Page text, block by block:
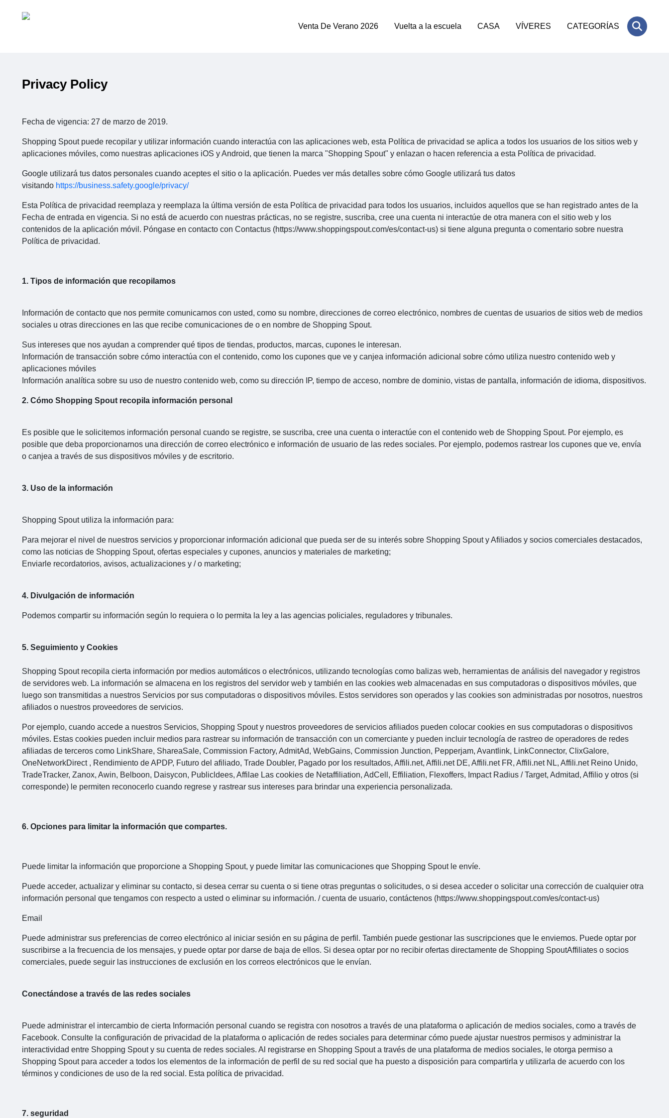
Venta De Verano 2026 Vuelta a la escuela CASA VÍVERES CATEGORÍAS
Privacy Policy
Fecha de vigencia: 27 de marzo de 2019.
Shopping Spout puede recopilar y utilizar información cuando interactúa con las aplicaciones web, esta Política de privacidad se aplica a todos los usuarios de los sitios web y
aplicaciones móviles, como nuestras aplicaciones iOS y Android, que tienen la marca "Shopping Spout" y enlazan o hacen referencia a esta Política de privacidad.
Google utilizará tus datos personales cuando aceptes el sitio o la aplicación. Puedes ver más detalles sobre cómo Google utilizará tus datos
visitando https://business.safety.google/privacy/
Esta Política de privacidad reemplaza y reemplaza la última versión de esta Política de privacidad para todos los usuarios, incluidos aquellos que se han registrado antes de la
Fecha de entrada en vigencia. Si no está de acuerdo con nuestras prácticas, no se registre, suscriba, cree una cuenta ni interactúe de otra manera con el sitio web y los
contenidos de la aplicación móvil. Póngase en contacto con Contactus (https://www.shoppingspout.com/es/contact-us) si tiene alguna pregunta o comentario sobre nuestra
Política de privacidad.
1. Tipos de información que recopilamos
Información de contacto que nos permite comunicarnos con usted, como su nombre, direcciones de correo electrónico, nombres de cuentas de usuarios de sitios web de medios
sociales u otras direcciones en las que recibe comunicaciones de o en nombre de Shopping Spout.
Sus intereses que nos ayudan a comprender qué tipos de tiendas, productos, marcas, cupones le interesan.
Información de transacción sobre cómo interactúa con el contenido, como los cupones que ve y canjea información adicional sobre cómo utiliza nuestro contenido web y
aplicaciones móviles
Información analítica sobre su uso de nuestro contenido web, como su dirección IP, tiempo de acceso, nombre de dominio, vistas de pantalla, información de idioma, dispositivos.
2. Cómo Shopping Spout recopila información personal
Es posible que le solicitemos información personal cuando se registre, se suscriba, cree una cuenta o interactúe con el contenido web de Shopping Spout. Por ejemplo, es
posible que deba proporcionarnos una dirección de correo electrónico e información de usuario de las redes sociales. Por ejemplo, podemos rastrear los cupones que ve, envía
o canjea a través de sus dispositivos móviles y de escritorio.
3. Uso de la información
Shopping Spout utiliza la información para:
Para mejorar el nivel de nuestros servicios y proporcionar información adicional que pueda ser de su interés sobre Shopping Spout y Afiliados y socios comerciales destacados,
como las noticias de Shopping Spout, ofertas especiales y cupones, anuncios y materiales de marketing;
Enviarle recordatorios, avisos, actualizaciones y / o marketing;
4. Divulgación de información
Podemos compartir su información según lo requiera o lo permita la ley a las agencias policiales, reguladores y tribunales.
5. Seguimiento y Cookies
Shopping Spout recopila cierta información por medios automáticos o electrónicos, utilizando tecnologías como balizas web, herramientas de análisis del navegador y registros
de servidores web. La información se almacena en los registros del servidor web y también en las cookies web almacenadas en sus computadoras o dispositivos móviles, que
luego son transmitidas a nuestros Servicios por sus computadoras o dispositivos móviles. Estos servidores son operados y las cookies son administradas por nosotros, nuestros
afiliados o nuestros proveedores de servicios.
Por ejemplo, cuando accede a nuestros Servicios, Shopping Spout y nuestros proveedores de servicios afiliados pueden colocar cookies en sus computadoras o dispositivos
móviles. Estas cookies pueden incluir medios para rastrear su información de transacción con un comerciante y pueden incluir tecnología de rastreo de operadores de redes
afiliadas de terceros como LinkShare, ShareaSale, Commission Factory, AdmitAd, WebGains, Commission Junction, Pepperjam, Avantlink, LinkConnector, ClixGalore,
OneNetworkDirect , Rendimiento de APDP, Futuro del afiliado, Trade Doubler, Pagado por los resultados, Affili.net, Affili.net DE, Affili.net FR, Affili.net NL, Affili.net Reino Unido,
TradeTracker, Zanox, Awin, Belboon, Daisycon, Publicldees, Affilae Las cookies de Netaffiliation, AdCell, Effiliation, Flexoffers, Impact Radius / Target, Admitad, Affilio y otros (si
corresponde) le permiten reconocerlo cuando regrese y rastrear sus intereses para brindar una experiencia personalizada.
6. Opciones para limitar la información que compartes.
Puede limitar la información que proporcione a Shopping Spout, y puede limitar las comunicaciones que Shopping Spout le envíe.
Puede acceder, actualizar y eliminar su contacto, si desea cerrar su cuenta o si tiene otras preguntas o solicitudes, o si desea acceder o solicitar una corrección de cualquier otra
información personal que tengamos con respecto a usted o eliminar su información. / cuenta de usuario, contáctenos (https://www.shoppingspout.com/es/contact-us)
Email
Puede administrar sus preferencias de correo electrónico al iniciar sesión en su página de perfil. También puede gestionar las suscripciones que le enviemos. Puede optar por
suscribirse a la frecuencia de los mensajes, y puede optar por darse de baja de ellos. Si desea optar por no recibir ofertas directamente de Shopping SpoutAffiliates o socios
comerciales, puede seguir las instrucciones de exclusión en los correos electrónicos que le envían.
Conectándose a través de las redes sociales
Puede administrar el intercambio de cierta Información personal cuando se registra con nosotros a través de una plataforma o aplicación de medios sociales, como a través de
Facebook. Consulte la configuración de privacidad de la plataforma o aplicación de redes sociales para determinar cómo puede ajustar nuestros permisos y administrar la
interactividad entre Shopping Spout y su cuenta de redes sociales. Al registrarse en Shopping Spout a través de una plataforma de medios sociales, le otorga permiso a
Shopping Spout para acceder a todos los elementos de la información de perfil de su red social que ha puesto a disposición para compartirla y utilizarla de acuerdo con los
términos y condiciones de uso de la red social. Esta política de privacidad.
7. seguridad